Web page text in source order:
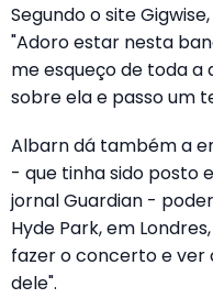
Segundo o site
"Adoro estar nesta
me esqueço de toda a
sobre ela e passo um
Albarn dá também a
- que tinha sido posto
jornal Guardian -
Hyde Park, em
fazer o concerto e ver
dele".